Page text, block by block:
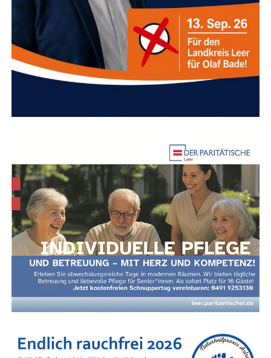
Tele­fon: 0491 9782–315
E‑Mail:Tomke.Hamer@Leer.de
Nach­hil­fe in Leer und im Land­kreis Leer